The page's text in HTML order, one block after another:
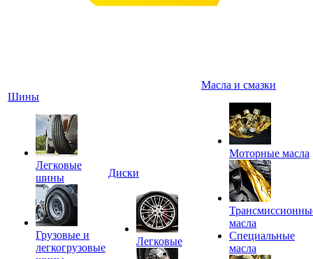
Шины
Легковые
шины
Грузовые и
легкогрузовые
Диски
Легковые
Масла и смазки
Моторные масла
масла
Специальные
масла